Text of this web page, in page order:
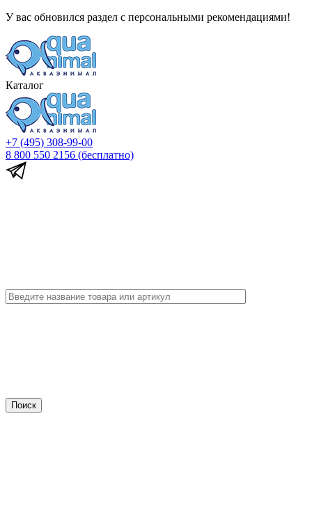
У вас обновился раздел с персональными рекомендациями!
Каталог
+7 (495) 308-99-00
8 800 550 2156 (бесплатно)